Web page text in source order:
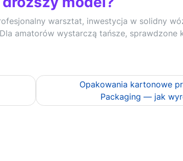
warsztat, inwestycja w solidny
amatorów wystarczą tańsze, sprawdzone
Opakowania kartonowe
Packaging — jak